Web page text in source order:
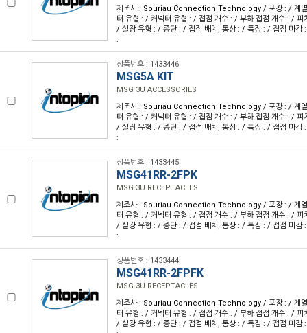
제조사 : Souriau Connection Technology / 포장 : / 계열
터 유형 : / 커넥터 유형 : / 접점 개수 : / 부하 접점 개수 : /
/ 실장 유형 : / 종단 : / 접점 배치, 통상 : / 특징 : / 접점 마감
:
상품번호 : 1433446
MSG5A KIT
MSG 3U ACCESSORIES
제조사 : Souriau Connection Technology / 포장 : / 계열
터 유형 : / 커넥터 유형 : / 접점 개수 : / 부하 접점 개수 : /
/ 실장 유형 : / 종단 : / 접점 배치, 통상 : / 특징 : / 접점 마감
:
상품번호 : 1433445
MSG41RR-2FPK
MSG 3U RECEPTACLES
제조사 : Souriau Connection Technology / 포장 : / 계열
터 유형 : / 커넥터 유형 : / 접점 개수 : / 부하 접점 개수 : /
/ 실장 유형 : / 종단 : / 접점 배치, 통상 : / 특징 : / 접점 마감
:
상품번호 : 1433444
MSG41RR-2FPFK
MSG 3U RECEPTACLES
제조사 : Souriau Connection Technology / 포장 : / 계열
터 유형 : / 커넥터 유형 : / 접점 개수 : / 부하 접점 개수 : /
/ 실장 유형 : / 종단 : / 접점 배치, 통상 : / 특징 : / 접점 마감